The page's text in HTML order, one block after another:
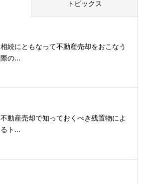
トピックス
相続にともなって不動産売却をおこなう
際の...
不動産売却で知っておくべき残置物によ
るト...